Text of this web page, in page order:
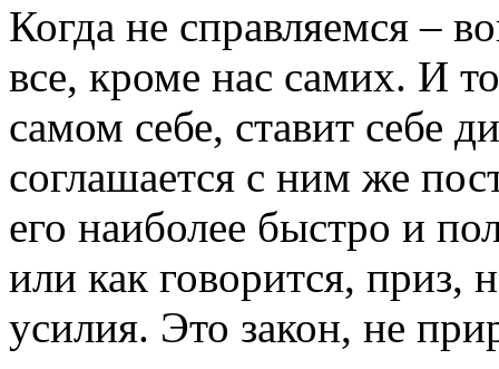
Когда не справляемся –
все, кроме нас самих. И
самом себе, ставит себе
соглашается с ним же
его наиболее быстро и
или как говорится, приз,
усилия. Это закон, не